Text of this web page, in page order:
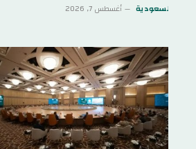
أغسطس 7, 2026